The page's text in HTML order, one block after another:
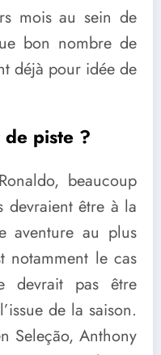
mois au sein de
bon nombre de
déjà pour idée de
piste ?
beaucoup
devraient être à la
aventure au plus
notamment le cas
devrait pas être
de la saison.
Seleção, Anthony